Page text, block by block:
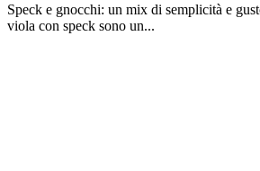
Speck e gnocchi: un mix di semplicità e
viola con speck sono un...